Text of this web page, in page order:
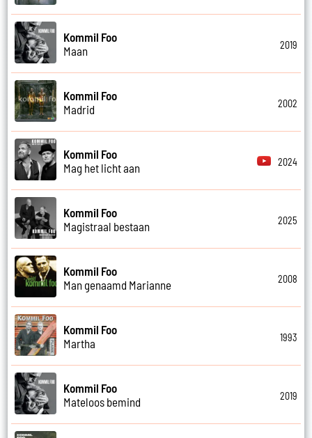
Kommil Foo
Maan
2019
Kommil Foo
Madrid
2002
Kommil Foo
Mag het licht aan
2024
Kommil Foo
Magistraal bestaan
2025
Kommil Foo
Man genaamd Marianne
2008
Kommil Foo
Martha
1993
Kommil Foo
Mateloos bemind
2019